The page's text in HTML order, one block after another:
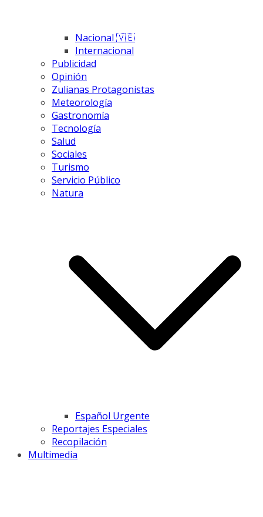
Nacional 🇻🇪
Internacional
Publicidad
Opinión
Zulianas Protagonistas
Meteorología
Gastronomía
Tecnología
Salud
Sociales
Turismo
Servicio Público
Natura
Español Urgente
Reportajes Especiales
Recopilación
Multimedia